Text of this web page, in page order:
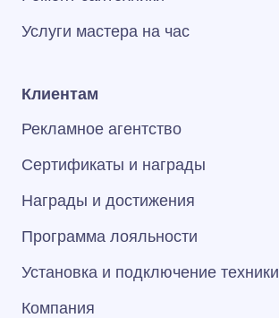
Услуги мастера на час
Клиентам
Рекламное агентство
Сертификаты и награды
Награды и достижения
Программа лояльности
Установка и подключение техники
Компания